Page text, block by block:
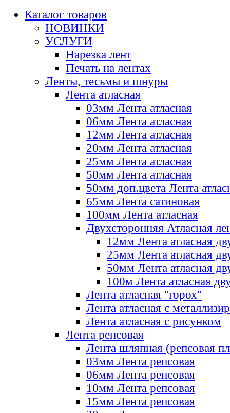
Каталог товаров
НОВИНКИ
УСЛУГИ
Нарезка лент
Печать на лентах
Ленты, тесьмы и шнуры
Лента атласная
03мм Лента атласная
06мм Лента атласная
12мм Лента атласная
20мм Лента атласная
25мм Лента атласная
50мм Лента атласная
50мм доп.цвета Лента
65мм Лента сатиновая
100мм Лента атласная
Двухсторонняя Атласная
12мм Лента атласная
25мм Лента атласная
50мм Лента атласная
100м Лента атласная
Лента атласная "горох"
Лента атласная с
Лента атласная с рисунком
Лента репсовая
Лента шляпная (репсовая
03мм Лента репсовая
06мм Лента репсовая
10мм Лента репсовая
15мм Лента репсовая